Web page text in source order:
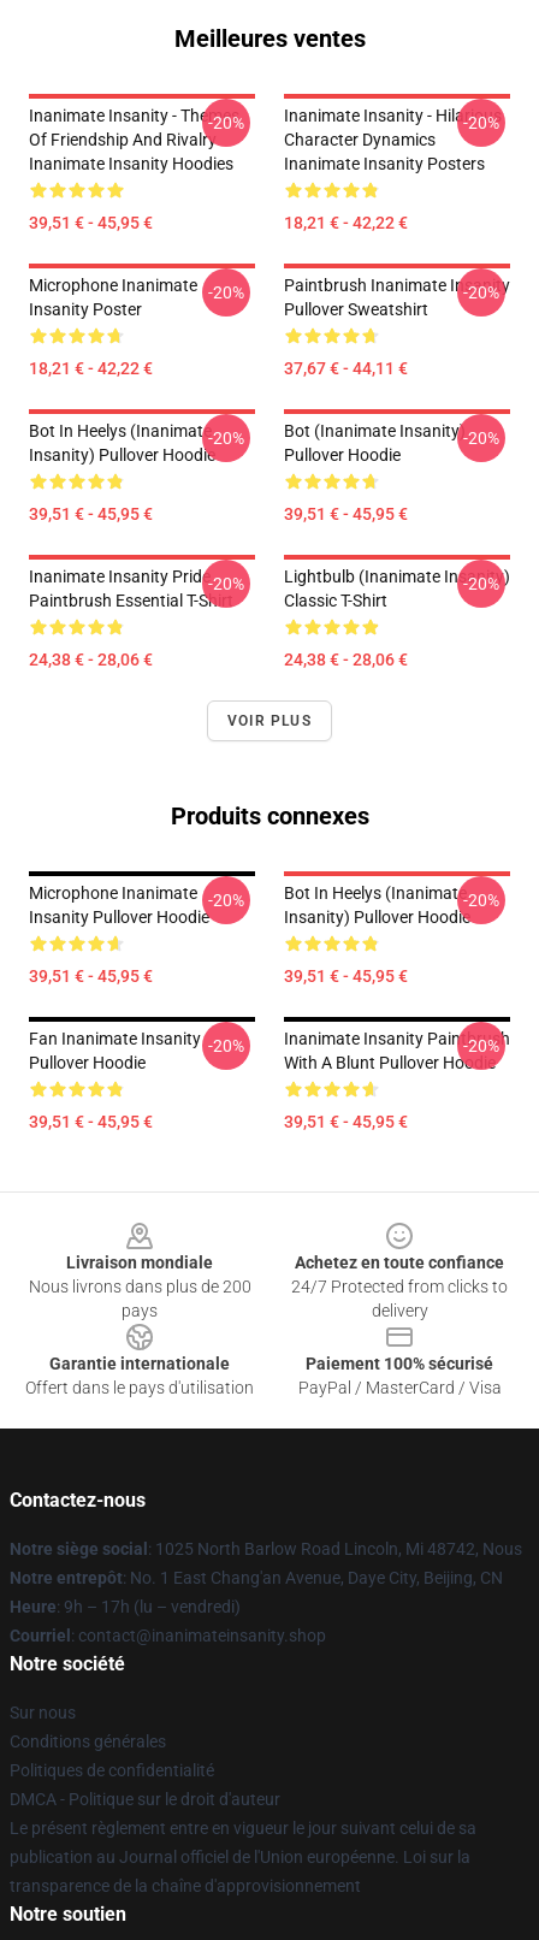
Meilleures ventes
Inanimate Insanity - Themes
Of Friendship And Rivalry
Inanimate Insanity Hoodies
39,51 € - 45,95 €
-20%
Inanimate Insanity - Hilarious
Character Dynamics
Inanimate Insanity Posters
18,21 € - 42,22 €
-20%
Microphone Inanimate
Insanity Poster
18,21 € - 42,22 €
-20%
Paintbrush Inanimate Insanity
Pullover Sweatshirt
37,67 € - 44,11 €
-20%
Bot In Heelys (Inanimate
Insanity) Pullover Hoodie
39,51 € - 45,95 €
-20%
Bot (Inanimate Insanity)
Pullover Hoodie
39,51 € - 45,95 €
-20%
Inanimate Insanity Pride
Paintbrush Essential T-Shirt
24,38 € - 28,06 €
-20%
Lightbulb (Inanimate Insanity)
Classic T-Shirt
24,38 € - 28,06 €
-20%
VOIR PLUS
Produits connexes
Microphone Inanimate
Insanity Pullover Hoodie
39,51 € - 45,95 €
-20%
Bot In Heelys (Inanimate
Insanity) Pullover Hoodie
39,51 € - 45,95 €
-20%
Fan Inanimate Insanity
Pullover Hoodie
39,51 € - 45,95 €
-20%
Inanimate Insanity Paintbrush
With A Blunt Pullover Hoodie
39,51 € - 45,95 €
-20%
Livraison mondiale
Nous livrons dans plus de 200
pays
Achetez en toute confiance
24/7 Protected from clicks to
delivery
Garantie internationale
Offert dans le pays d'utilisation
Paiement 100% sécurisé
PayPal / MasterCard / Visa
Contactez-nous
Notre siège social : 1025 North Barlow Road Lincoln, Mi 48742, Nous
Notre entrepôt: No. 1 East Chang'an Avenue, Daye City, Beijing, CN
Heure: 9h – 17h (lu – vendredi)
Courriel : contact@inanimateinsanity.shop
Notre société
Sur nous
Conditions générales
Politiques de confidentialité
DMCA - Politique sur le droit d'auteur
Le présent règlement entre en vigueur le jour suivant celui de sa
publication au Journal officiel de l'Union européenne. Loi sur la
transparence de la chaîne d'approvisionnement
Notre soutien